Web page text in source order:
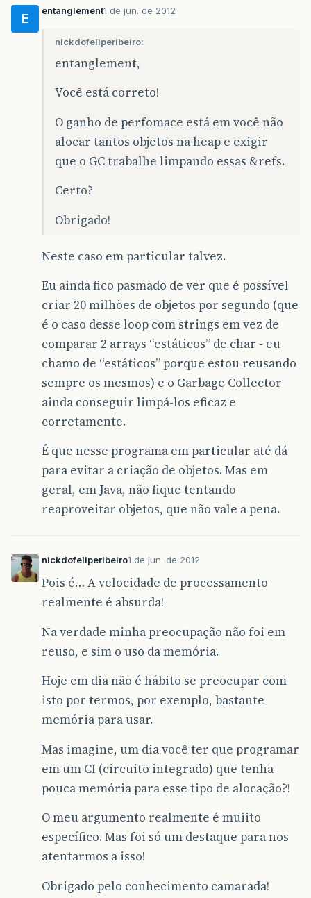
E
entanglement1 de jun. de 2012
nickdofeliperibeiro:
entanglement,
Você está correto!
O ganho de perfomace está em você não
alocar tantos objetos na heap e exigir
que o GC trabalhe limpando essas &refs.
Certo?
Obrigado!
Neste caso em particular talvez.
Eu ainda fico pasmado de ver que é possível
criar 20 milhões de objetos por segundo (que
é o caso desse loop com strings em vez de
comparar 2 arrays “estáticos” de char - eu
chamo de “estáticos” porque estou reusando
sempre os mesmos) e o Garbage Collector
ainda conseguir limpá-los eficaz e
corretamente.
É que nesse programa em particular até dá
para evitar a criação de objetos. Mas em
geral, em Java, não fique tentando
reaproveitar objetos, que não vale a pena.
nickdofeliperibeiro1 de jun. de 2012
Pois é… A velocidade de processamento
realmente é absurda!
Na verdade minha preocupação não foi em
reuso, e sim o uso da memória.
Hoje em dia não é hábito se preocupar com
isto por termos, por exemplo, bastante
memória para usar.
Mas imagine, um dia você ter que programar
em um CI (circuito integrado) que tenha
pouca memória para esse tipo de alocação?!
O meu argumento realmente é muiito
específico. Mas foi só um destaque para nos
atentarmos a isso!
Obrigado pelo conhecimento camarada!